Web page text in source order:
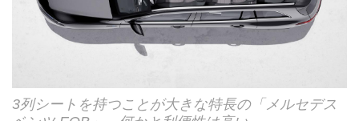
3列シートを持つことが大きな特長の「メルセデス